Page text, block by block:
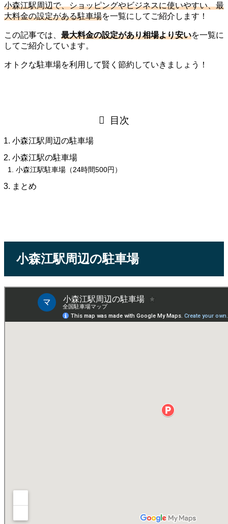
小森江駅周辺で、ショッピングやビジネスに使いやすい、最
大料金の設定がある駐車場を一覧にしてご紹介します！
この記事では、 最大料金の設定があり相場より安いを一覧に
してご紹介しています。
オトクな駐車場を利用して賢く節約していきましょう！
目次
小森江駅周辺の駐車場
小森江駅の駐車場
小森江駅駐車場（24時間500円）
まとめ
小森江駅周辺の駐車場